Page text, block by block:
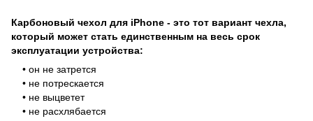
Карбоновый чехол для iPhone - это тот вариант чехла,
который может стать единственным на весь срок
эксплуатации устройства:
• он не затрется
• не потрескается
• не выцветет
• не расхлябается